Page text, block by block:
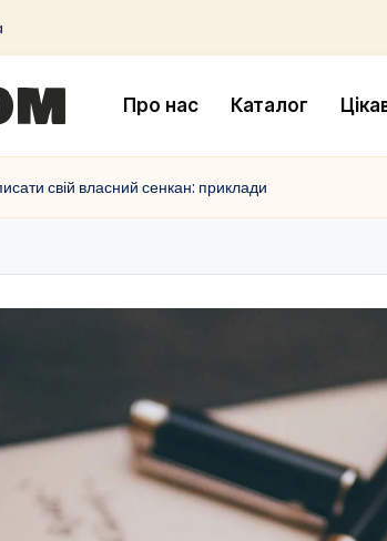
Про нас Каталог
свій власний сенкан: приклади